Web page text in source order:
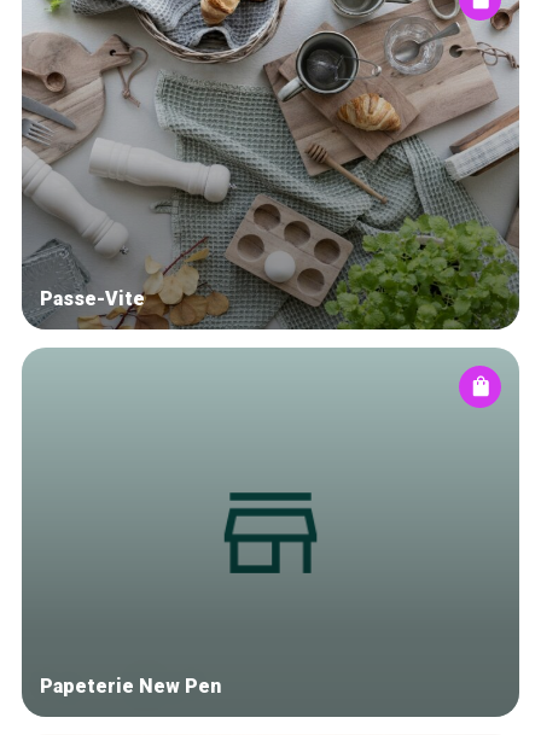
Accueil
Bonnes adresses
Quartiers
Blog
Tops 10
Artisans
A propos
Passe-Vite
Papeterie New Pen